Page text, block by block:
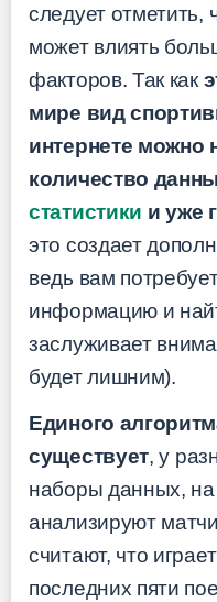
следует отметить,
может влиять
факторов. Так как
мире вид
интернете можно
количество
статистики и уже
это создает
ведь вам
информацию и
заслуживает
будет лишним).
Единого
существует, у
наборы данных,
анализируют
считают, что
последних пяти